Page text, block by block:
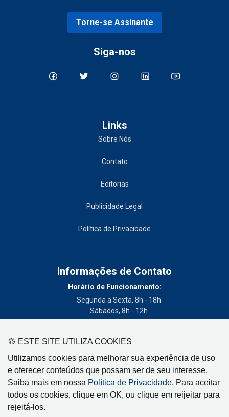
ESTE SITE UTILIZA COOKIES
Utilizamos cookies para melhorar sua experiência de uso
e oferecer conteúdos que possam ser de seu interesse.
Saiba mais em nossa Política de Privacidade. Para aceitar
todos os cookies, clique em OK, ou clique em reijeitar para
rejeitá-los.
Torne-se Assinante
Siga-nos
Links
Sobre Nós
Contato
Editorias
Publicidade Legal
Política de Privacidade
Informações de Contato
Horário de Funcionamento:
Segunda a Sexta, 8h - 18h
Sábados, 8h - 12h
(19) 3404-3700
Circulação:
Limeira - SP, Artur Nogueira - SP, Cordeirópolis - SP,
Engenheiro Coelho - SP, Iracemápolis - SP